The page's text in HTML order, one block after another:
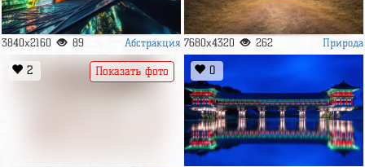
3840x2160 89 Абстракция 7680x4320 262 Природа
2 Показать фото 0